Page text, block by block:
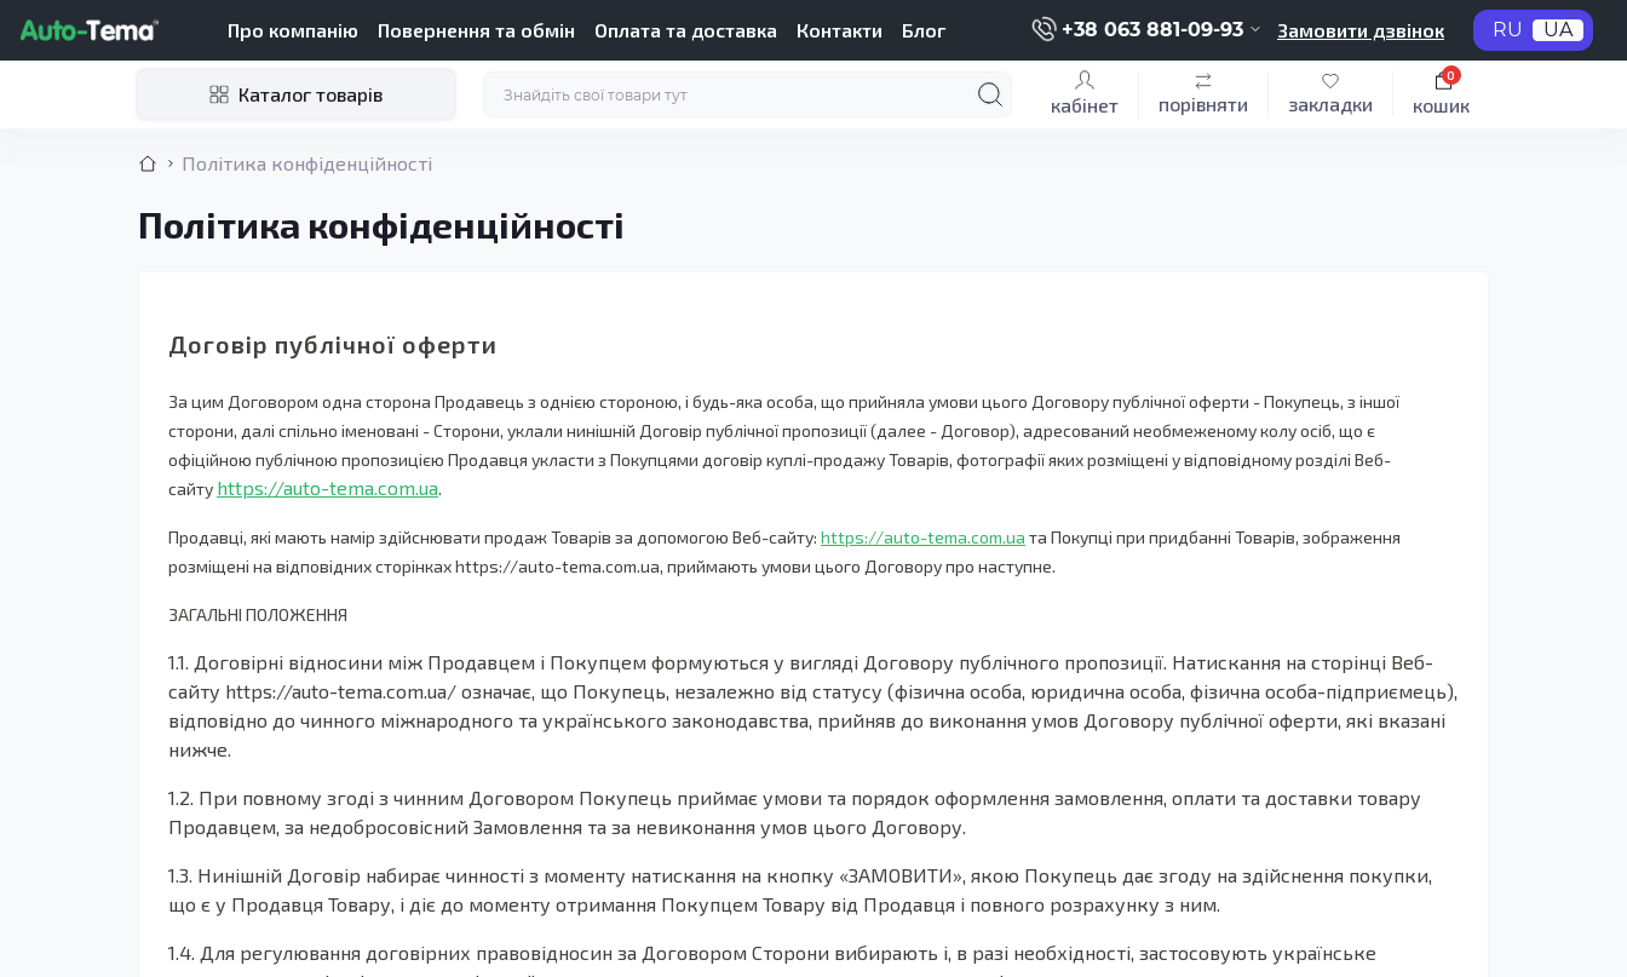
Про компанію Повернення та обмін Оплата та доставка Контакти Блог +38 063 881-09-93 Замовити дзвінок RU UA
Каталог товарів кабінет порівняти закладки кошик
0
Політика конфіденційності
Політика конфіденційності
Договір публічної оферти
За цим Договором одна сторона Продавець з однією стороною, і будь-яка особа, що прийняла умови цього Договору публічної оферти - Покупець, з іншої
сторони, далі спільно іменовані - Сторони, уклали нинішній Договір публічної пропозиції (далее - Договор), адресований необмеженому колу осіб, що є
офіційною публічною пропозицією Продавця укласти з Покупцями договір куплі-продажу Товарів, фотографії яких розміщені у відповідному розділі Веб-
сайту https://auto-tema.com.ua.
Продавці, які мають намір здійснювати продаж Товарів за допомогою Веб-сайту: https://auto-tema.com.ua та Покупці при придбанні Товарів, зображення
розміщені на відповідних сторінках https://auto-tema.com.ua, приймають умови цього Договору про наступне.
ЗАГАЛЬНІ ПОЛОЖЕННЯ
1.1. Договірні відносини між Продавцем і Покупцем формуються у вигляді Договору публічного пропозиції. Натискання на сторінці Веб-
сайту https://auto-tema.com.ua/ означає, що Покупець, незалежно від статусу (фізична особа, юридична особа, фізична особа-підприємець),
відповідно до чинного міжнародного та українського законодавства, прийняв до виконання умов Договору публічної оферти, які вказані
нижче.
1.2. При повному згоді з чинним Договором Покупець приймає умови та порядок оформлення замовлення, оплати та доставки товару
Продавцем, за недобросовісний Замовлення та за невиконання умов цього Договору.
1.3. Нинішній Договір набирає чинності з моменту натискання на кнопку «ЗАМОВИТИ», якою Покупець дає згоду на здійснення покупки,
що є у Продавця Товару, і діє до моменту отримання Покупцем Товару від Продавця і повного розрахунку з ним.
1.4. Для регулювання договірних правовідносин за Договором Сторони вибирають і, в разі необхідності, застосовують українське